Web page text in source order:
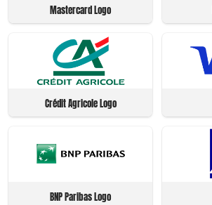
Mastercard Logo
Crédit Agricole Logo
BNP Paribas Logo